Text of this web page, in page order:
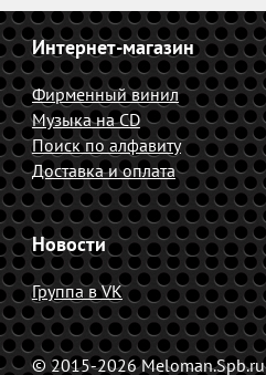
Интернет-магазин
Фирменный винил
Музыка на CD
Поиск по алфавиту
Доставка и оплата
Новости
Группа в VK
© 2015-2026 Meloman.Spb.ru